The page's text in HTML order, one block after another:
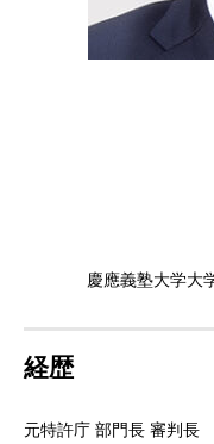
慶應義塾大学大
経歴
元特許庁 部門長 審判長